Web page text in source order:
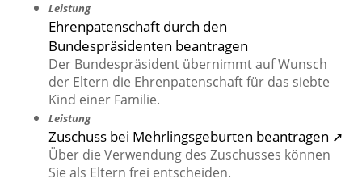
Leistung
Ehrenpatenschaft durch den
Bundespräsidenten beantragen
Der Bundespräsident übernimmt auf Wunsch
der Eltern die Ehrenpatenschaft für das siebte
Kind einer Familie.
Leistung
Zuschuss bei Mehrlingsgeburten beantragen ➚
Über die Verwendung des Zuschusses können
Sie als Eltern frei entscheiden.